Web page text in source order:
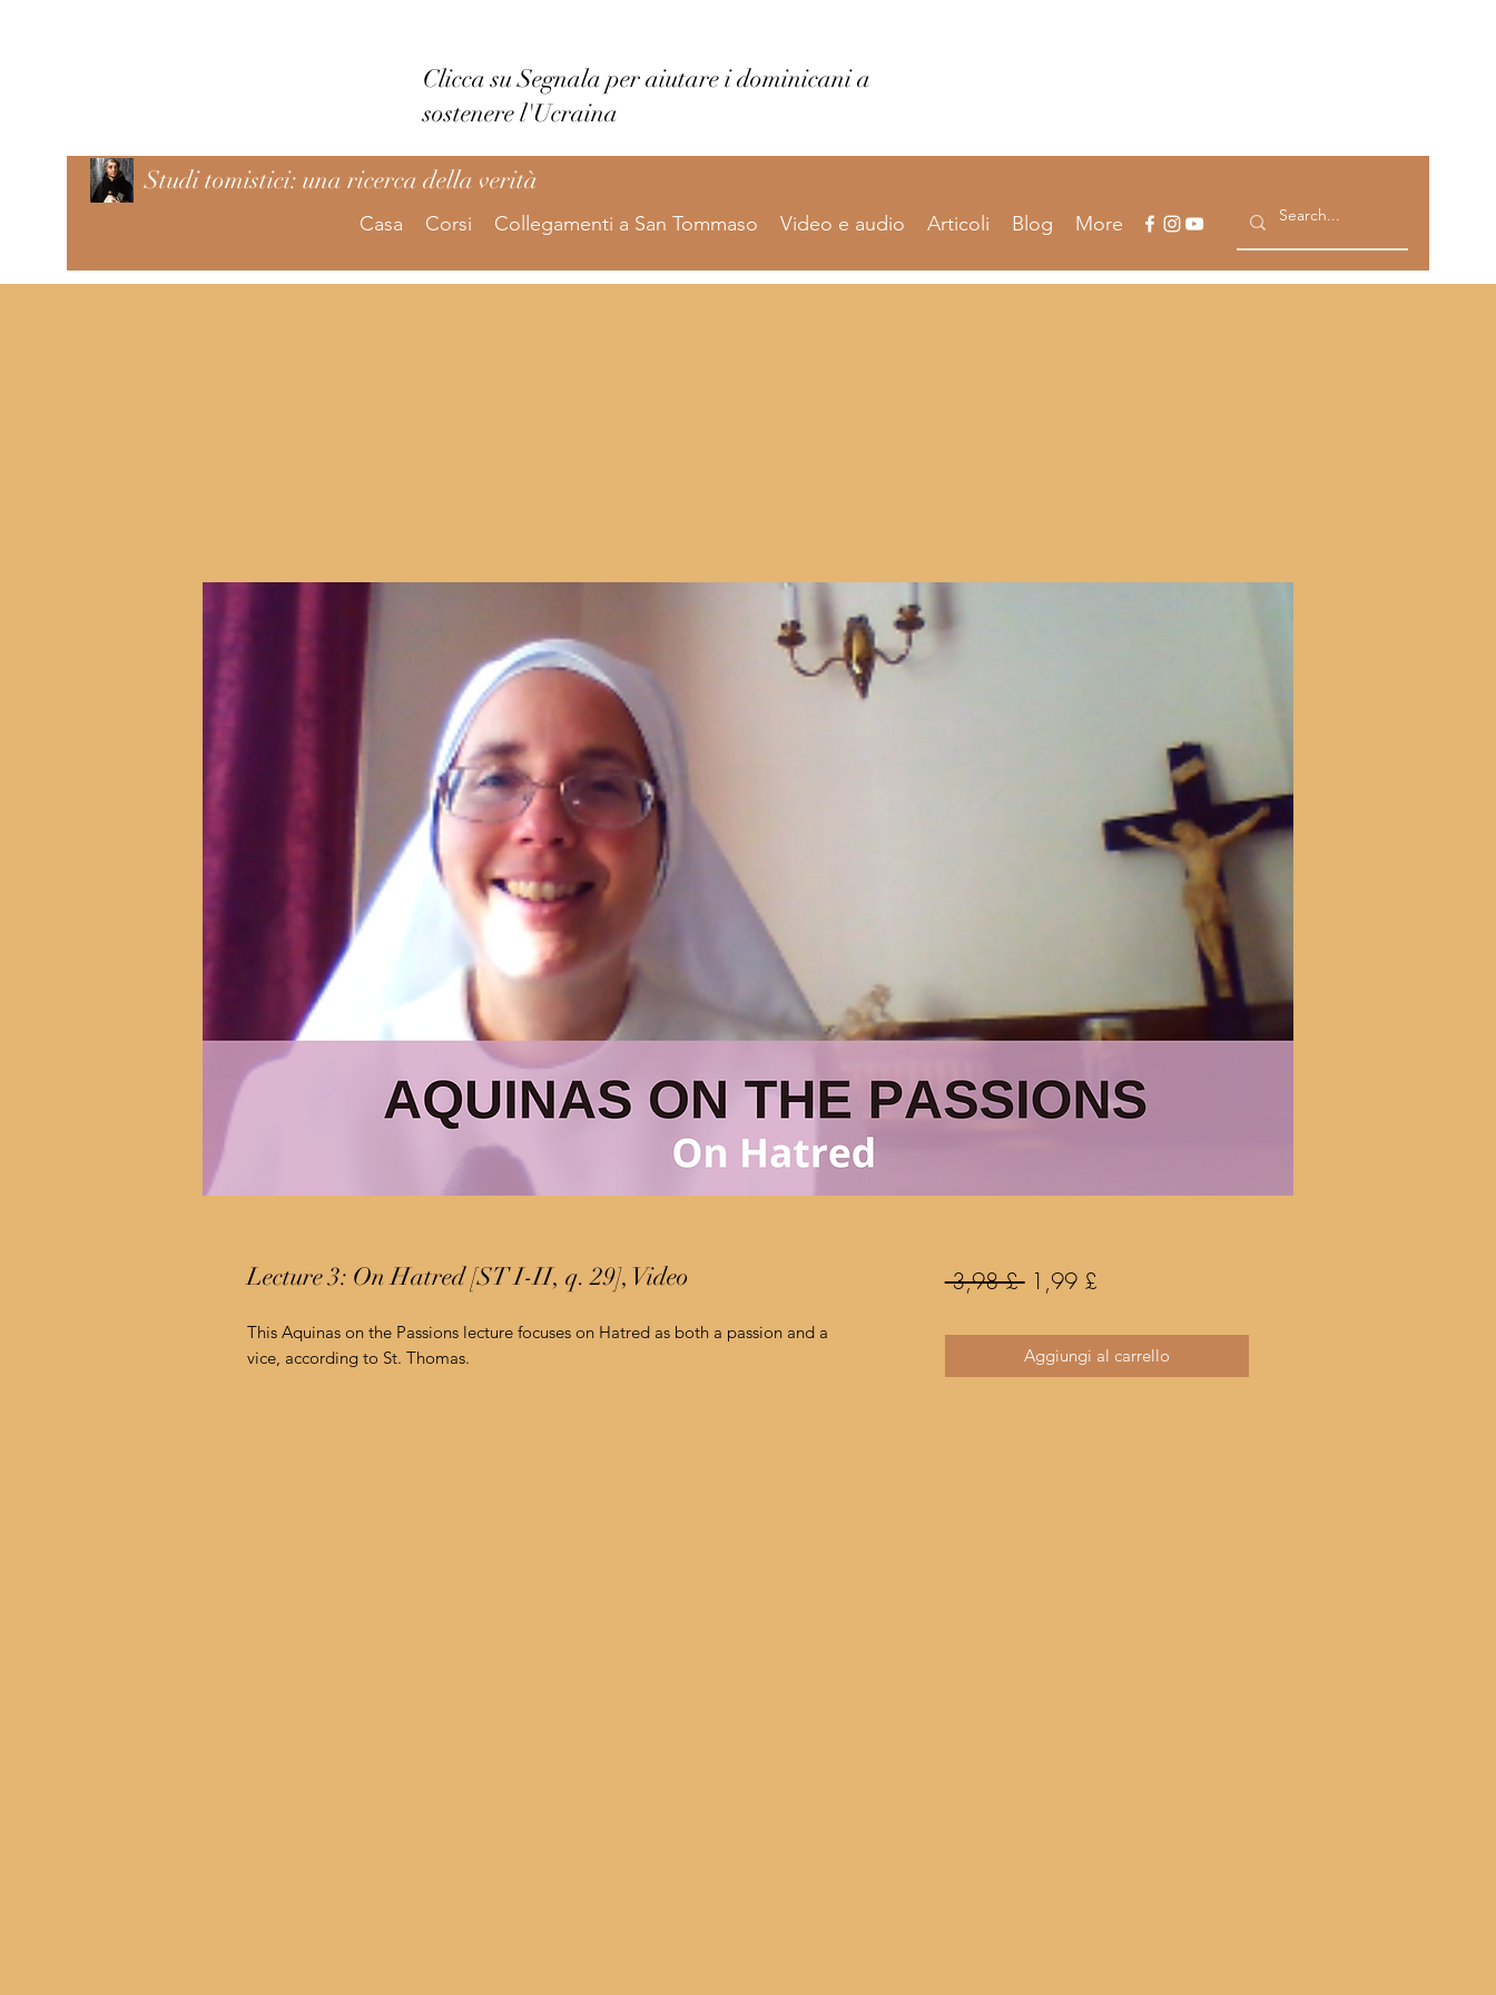
Clicca su Segnala per aiutare i dominicani a
sostenere l'Ucraina
Studi tomistici: una ricerca della verità
Casa Corsi Collegamenti a San Tommaso Video e audio Articoli Blog More
Lecture 3: On Hatred [ST I-II, q. 29], Video
This Aquinas on the Passions lecture focuses on Hatred as both a passion and a
vice, according to St. Thomas.
3,98 £ Prezzo
1,99 £Prezzo
Aggiungi al carrello